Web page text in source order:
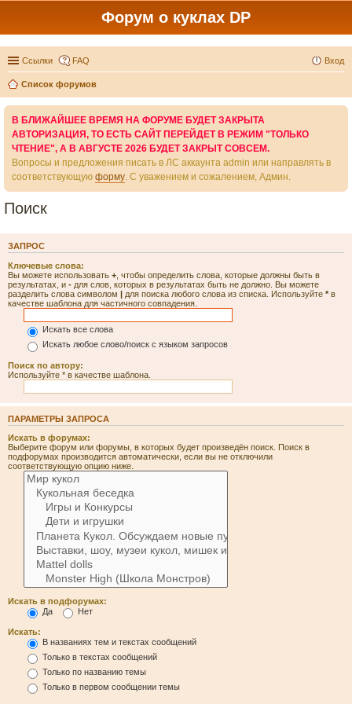
Форум о куклах DP
Ссылки FAQ Вход
Список форумов
В БЛИЖАЙШЕЕ ВРЕМЯ НА ФОРУМЕ БУДЕТ ЗАКРЫТА
АВТОРИЗАЦИЯ, ТО ЕСТЬ САЙТ ПЕРЕЙДЕТ В РЕЖИМ "ТОЛЬКО
ЧТЕНИЕ", А В АВГУСТЕ 2026 БУДЕТ ЗАКРЫТ СОВСЕМ.
Вопросы и предложения писать в ЛС аккаунта admin или направлять в
соответствующую форму. С уважением и сожалением, Админ.
Поиск
ЗАПРОС
Ключевые слова:
Вы можете использовать + , чтобы определить слова, которые должны быть в
результатах, и - для слов, которых в результатах быть не должно. Вы можете
разделить слова символом | для поиска любого слова из списка. Используйте *в
качестве шаблона для частичного совпадения.
Искать все слова
Искать любое слово/поиск с языком запросов
Поиск по автору:
Используйте * в качестве шаблона.
ПАРАМЕТРЫ ЗАПРОСА
Искать в форумах:
Выберите форум или форумы, в которых будет произведён поиск. Поиск в
подфорумах производится автоматически, если вы не отключили
соответствующую опцию ниже.
Искать в подфорумах:
Да
Нет
Искать:
В названиях тем и текстах сообщений
Только в текстах сообщений
Только по названию темы
Только в первом сообщении темы